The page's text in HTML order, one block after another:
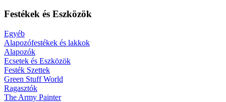
Festékek és Eszközök
Egyéb
Alapozófestékek és lakkok
Alapozók
Ecsetek és Eszközök
Festék Szettek
Green Stuff World
Ragasztók
The Army Painter